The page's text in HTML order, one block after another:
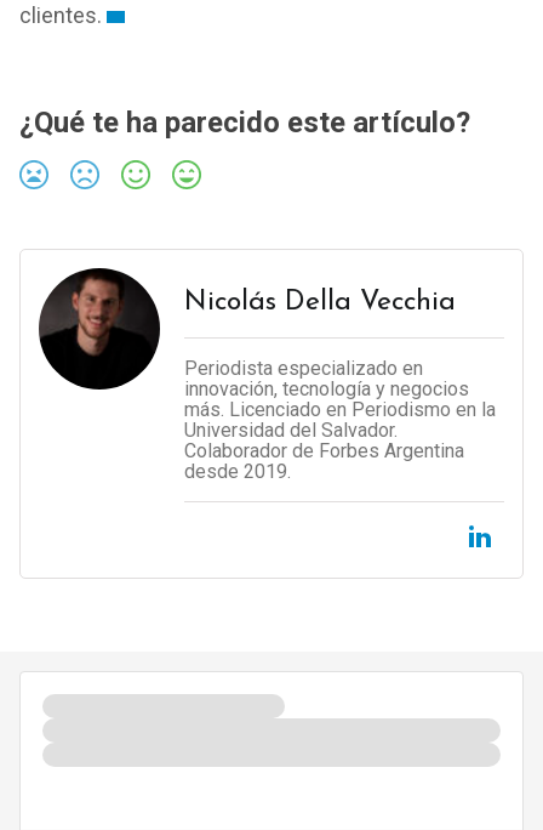
clientes.
¿Qué te ha parecido este artículo?
Nicolás Della Vecchia
Periodista especializado en
innovación, tecnología y negocios
más. Licenciado en Periodismo en la
Universidad del Salvador.
Colaborador de Forbes Argentina
desde 2019.